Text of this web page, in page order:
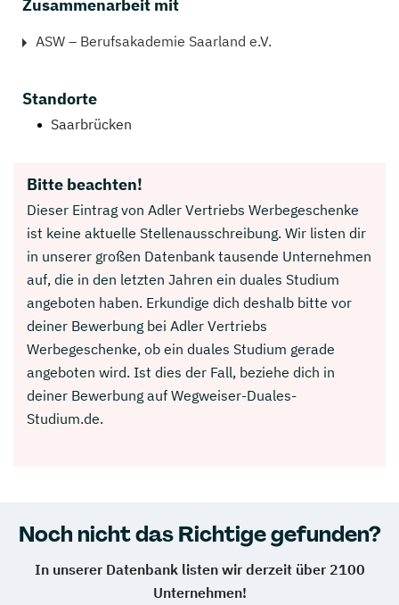
Zusammenarbeit mit
ASW – Berufsakademie Saarland e.V.
Standorte
Saarbrücken
Bitte beachten!
Dieser Eintrag von Adler Vertriebs Werbegeschenke
ist keine aktuelle Stellenausschreibung. Wir listen dir
in unserer großen Datenbank tausende Unternehmen
auf, die in den letzten Jahren ein duales Studium
angeboten haben. Erkundige dich deshalb bitte vor
deiner Bewerbung bei Adler Vertriebs
Werbegeschenke, ob ein duales Studium gerade
angeboten wird. Ist dies der Fall, beziehe dich in
deiner Bewerbung auf Wegweiser-Duales-
Studium.de.
Noch nicht das Richtige gefunden?
In unserer Datenbank listen wir derzeit über 2100
Unternehmen!